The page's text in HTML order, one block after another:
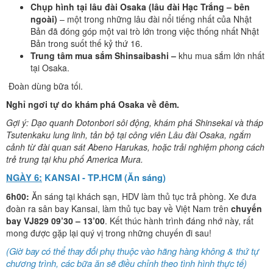
Chụp hình tại lâu đài Osaka (lâu đài Hạc Trắng – bên
ngoài) – một trong những lâu đài nổi tiếng nhất của Nhật
Bản đã đóng góp một vai trò lớn trong việc thống nhất Nhật
Bản trong suốt thế kỷ thứ 16.
Trung tâm mua sắm Shinsaibashi – khu mua sắm lớn nhất
tại Osaka.
Đoàn dùng bữa tối.
Nghỉ ngơi tự do khám phá Osaka về đêm.
Gợi ý: Dạo quanh Dotonbori sôi động, khám phá Shinsekai và tháp
Tsutenkaku lung linh, tản bộ tại công viên Lâu đài Osaka, ngắm
cảnh từ đài quan sát Abeno Harukas, hoặc trải nghiệm phong cách
trẻ trung tại khu phố America Mura.
NGÀY 6: KANSAI - TP.HCM(Ăn sáng)
6h00: Ăn sáng tại khách sạn, HDV làm thủ tục trả phòng. Xe đưa
đoàn ra sân bay Kansai, làm thủ tục bay về Việt Nam trên chuyến
bay VJ829 09’30 – 13’00. Kết thúc hành trình đáng nhớ này, rất
mong được gặp lại quý vị trong những chuyến đi sau!
(Giờ bay có thể thay đổi phụ thuộc vào hãng hàng không & thứ tự
chương trình, các bữa ăn sẽ điều chỉnh theo tình hình thực tế)